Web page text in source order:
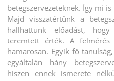
betegszervezeteknek. Így mi
Majd visszatértünk a
hallhattunk előadást,
teremtett érték. A felmérés
hamarosan. Egyik fő
egyáltalán hány
hiszen ennek ismerete